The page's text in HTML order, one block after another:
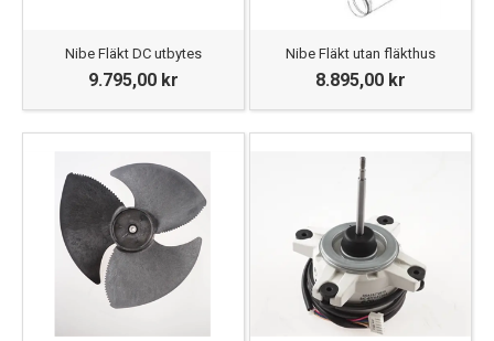
Nibe Fläkt DC utbytes
9.795,00 kr
Nibe Fläkt utan fläkthus
8.895,00 kr